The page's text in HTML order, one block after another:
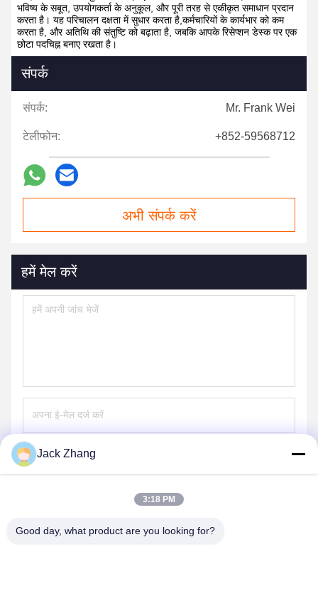
भविष्य के सबूत, उपयोगकर्ता के अनुकूल, और पूरी तरह से एकीकृत समाधान प्रदान
करता है। यह परिचालन दक्षता में सुधार करता है,कर्मचारियों के कार्यभार को कम
करता है, और अतिथि की संतुष्टि को बढ़ाता है, जबकि आपके रिसेप्शन डेस्क पर एक
छोटा पदचिह्न बनाए रखता है।
संपर्क
संपर्क: Mr. Frank Wei
टेलीफोन: +852-59568712
अभी संपर्क करें
हमें मेल करें
Jack Zhang
3:18 PM
Good day, what product are you looking for?